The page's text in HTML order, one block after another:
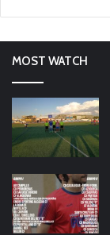
MOST WATCH